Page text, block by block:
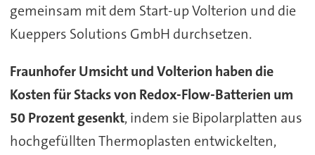
gemeinsam mit dem Start-up Volterion und die
Kueppers Solutions GmbH durchsetzen.
Fraunhofer Umsicht und Volterion haben die
Kosten für Stacks von Redox-Flow-Batterien um
50 Prozent gesenkt, indem sie Bipolarplatten aus
hochgefüllten Thermoplasten entwickelten,